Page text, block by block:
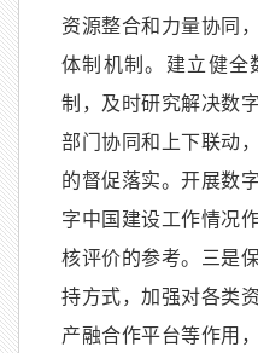
资源整合和力量协同
体制机制。建立健全
制，及时研究解决数
部门协同和上下联动
的督促落实。开展数
字中国建设工作情况
核评价的参考。三是
持方式，加强对各类
产融合作平台等作用